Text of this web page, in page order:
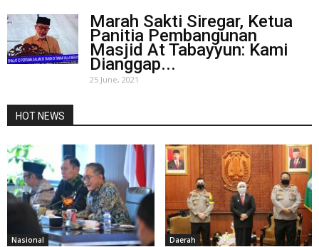
Marah Sakti Siregar, Ketua
Panitia Pembangunan
Masjid At Tabayyun: Kami
Dianggap...
25 June, 2021
HOT NEWS
Nasional Daerah